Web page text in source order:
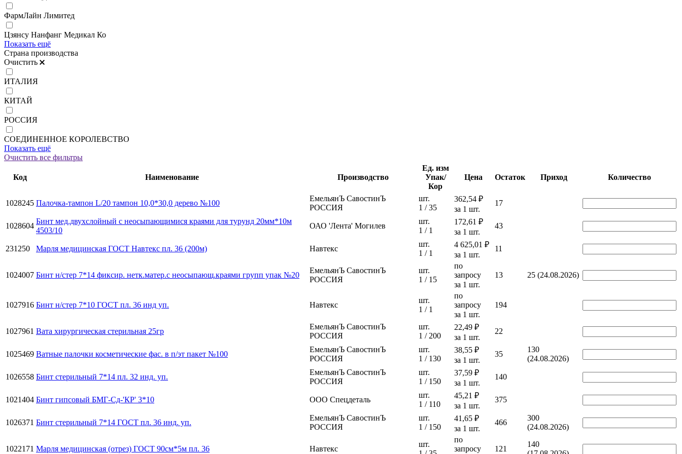
ФармЛайн Лимитед
Цзянсу Нанфанг Медикал Ко
Показать ещё
Страна производства
Очистить
ИТАЛИЯ
КИТАЙ
РОССИЯ
СОЕДИНЕННОЕ КОРОЛЕВСТВО
Показать ещё
Очистить все фильтры
Код Наименование Производство
Ед. изм
Упак/
Кор
Цена Остаток Приход Количество
1028245 Палочка-тампон L/20 тампон 10,0*30,0 дерево №100
ЕмельянЪ СавостинЪ
РОССИЯ
шт.
1 / 35
362,54 ₽
за 1 шт.
17
1028604
Бинт мед.двухслойный с неосыпающимися краями для турунд 20мм*10м
4503/10
ОАО 'Лента' Могилев
шт.
1 / 1
172,61 ₽
за 1 шт.
43
231250 Марля медицинская ГОСТ Навтекс пл. 36 (200м) Навтекс
шт.
1 / 1
4 625,01 ₽
за 1 шт.
11
1024007 Бинт н/стер 7*14 фиксир. нетк.матер.с неосыпающ.краями групп упак №20
ЕмельянЪ СавостинЪ
РОССИЯ
шт.
1 / 15
по
запросу
за 1 шт.
13 25 (24.08.2026)
1027916 Бинт н/стер 7*10 ГОСТ пл. 36 инд уп. Навтекс
шт.
1 / 1
по
запросу
за 1 шт.
194
1027961 Вата хирургическая стерильная 25гр
ЕмельянЪ СавостинЪ
РОССИЯ
шт.
1 / 200
22,49 ₽
за 1 шт.
22
1025469 Ватные палочки косметические фас. в п/эт пакет №100
ЕмельянЪ СавостинЪ
РОССИЯ
шт.
1 / 130
38,55 ₽
за 1 шт.
35
130
(24.08.2026)
1026558 Бинт стерильный 7*14 пл. 32 инд. уп.
ЕмельянЪ СавостинЪ
РОССИЯ
шт.
1 / 150
37,59 ₽
за 1 шт.
140
1021404 Бинт гипсовый БМГ-Сд-'КР' 3*10 ООО Спецдеталь
шт.
1 / 110
45,21 ₽
за 1 шт.
375
1026371 Бинт стерильный 7*14 ГОСТ пл. 36 инд. уп.
ЕмельянЪ СавостинЪ
РОССИЯ
шт.
1 / 150
41,65 ₽
за 1 шт.
466
300
(24.08.2026)
1022171 Марля медицинская (отрез) ГОСТ 90см*5м пл. 36 Навтекс
шт.
по
запросу
121
140